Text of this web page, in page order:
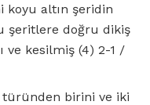
koyu altın şeridin
şeritlere doğru dikiş
ve kesilmiş (4) 2-1 /
birini ve iki